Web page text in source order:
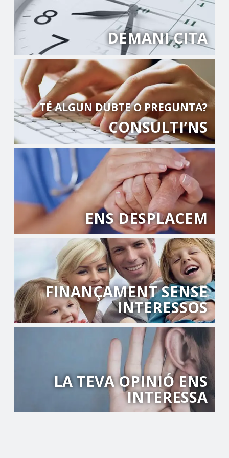
DEMANI CITA
TÉ ALGUN DUBTE O PREGUNTA?
CONSULTI’NS
ENS DESPLACEM
FINANÇAMENT SENSE
INTERESSOS
LA TEVA OPINIÓ ENS
INTERESSA